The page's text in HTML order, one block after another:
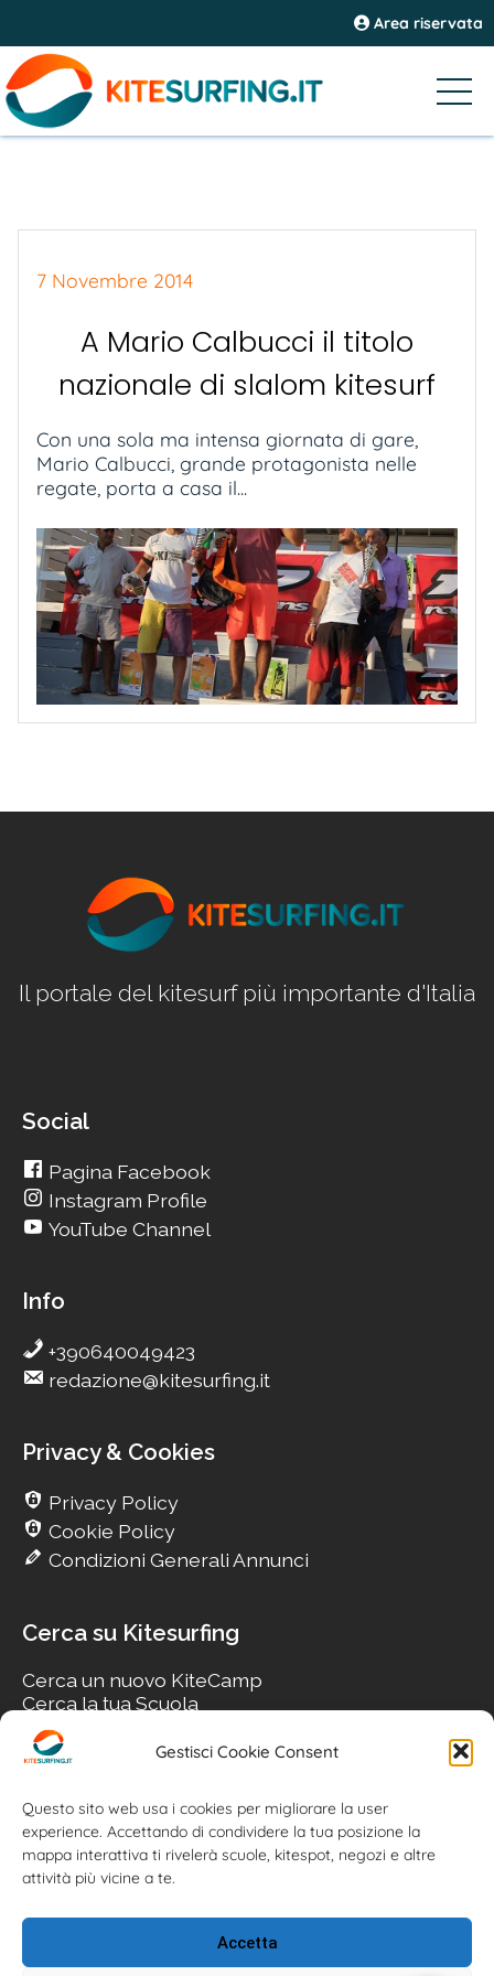
Gestisci Cookie Consent
Questo sito web usa i cookies per migliorare la user
experience. Accettando di condividere la tua posizione la
mappa interattiva ti rivelerà scuole, kitespot, negozi e altre
attività più vicine a te.
Accetta
Area riservata
7 Novembre 2014
A Mario Calbucci il titolo
nazionale di slalom kitesurf
Con una sola ma intensa giornata di gare,
Mario Calbucci, grande protagonista nelle
regate, porta a casa il...
Il portale del kitesurf più importante d'Italia
Social
Pagina Facebook
Instagram Profile
YouTube Channel
Info
+390640049423
redazione@kitesurfing.it
Privacy & Cookies
Privacy Policy
Cookie Policy
Condizioni Generali Annunci
Cerca su Kitesurfing
Cerca un nuovo KiteCamp
Cerca la tua Scuola
Cerca il tuo KiteSpot
Cerca Accommodation